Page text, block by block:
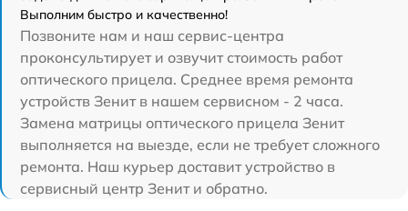
Выполним быстро и качественно!
Позвоните нам и наш сервис-центра
проконсультирует и озвучит стоимость работ
оптического прицела. Среднее время ремонта
устройств Зенит в нашем сервисном - 2 часа.
Замена матрицы оптического прицела Зенит
выполняется на выезде, если не требует сложного
ремонта. Наш курьер доставит устройство в
сервисный центр Зенит и обратно.